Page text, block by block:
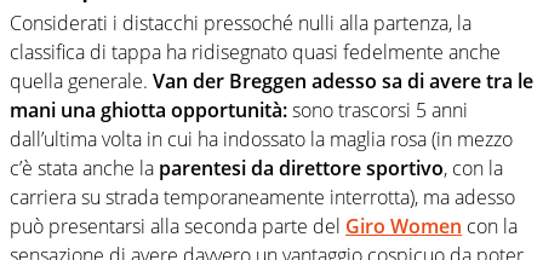
Considerati i distacchi pressoché nulli alla partenza, la
classifica di tappa ha ridisegnato quasi fedelmente anche
quella generale. Van der Breggen adesso sa di avere tra le
mani una ghiotta opportunità:sono trascorsi 5 anni
dall’ultima volta in cui ha indossato la maglia rosa (in mezzo
c’è stata anche la parentesi da direttore sportivo, con la
carriera su strada temporaneamente interrotta), ma adesso
può presentarsi alla seconda parte del Giro Women con la